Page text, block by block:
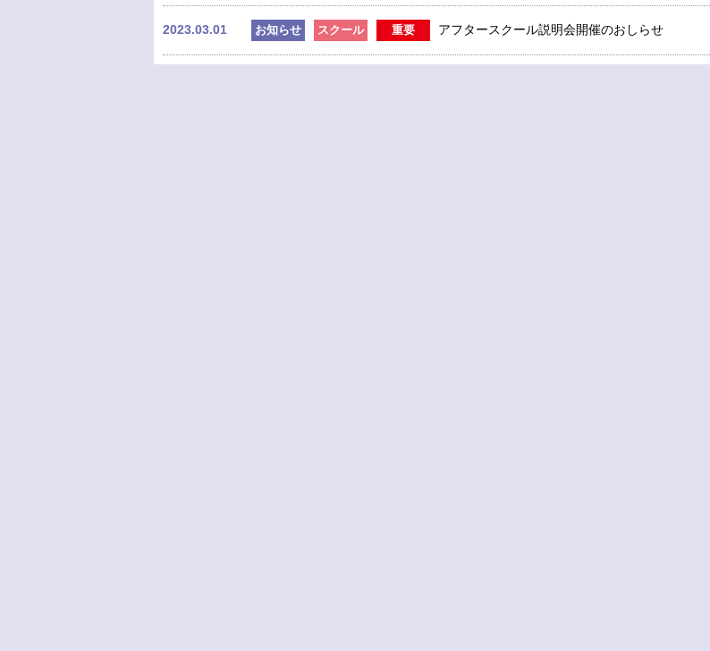
2023.03.01 お知らせ スクール 重要 アフタースクール説明会開催のおしらせ